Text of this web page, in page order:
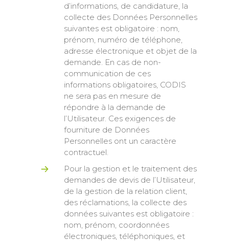
d’informations, de candidature, la
collecte des Données Personnelles
suivantes est obligatoire : nom,
prénom, numéro de téléphone,
adresse électronique et objet de la
demande. En cas de non-
communication de ces
informations obligatoires, CODIS
ne sera pas en mesure de
répondre à la demande de
l’Utilisateur. Ces exigences de
fourniture de Données
Personnelles ont un caractère
contractuel.
Pour la gestion et le traitement des
demandes de devis de l’Utilisateur,
de la gestion de la relation client,
des réclamations, la collecte des
données suivantes est obligatoire :
nom, prénom, coordonnées
électroniques, téléphoniques, et